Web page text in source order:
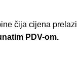
čija cijena prelazi
PDV-om.